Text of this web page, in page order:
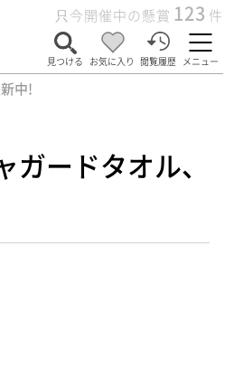
只今開催中の懸賞 123 件
見つける お気に入り 閲覧履歴 メニュー
中!
ードタオル、